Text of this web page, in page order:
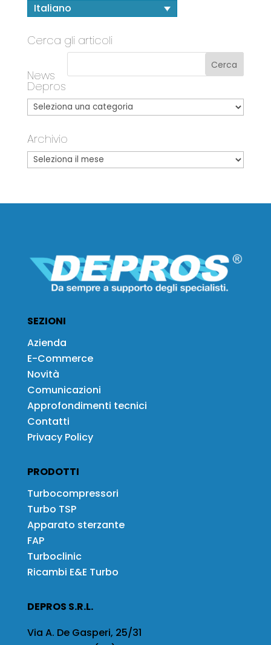
Italiano
Cerca gli articoli
News
Depros
Archivio
SEZIONI
Azienda
E-Commerce
Novità
Comunicazioni
Approfondimenti tecnici
Contatti
Privacy Policy
PRODOTTI
Turbocompressori
Turbo TSP
Apparato sterzante
FAP
Turboclinic
Ricambi E&E Turbo
DEPROS S.R.L.
Via A. De Gasperi, 25/31